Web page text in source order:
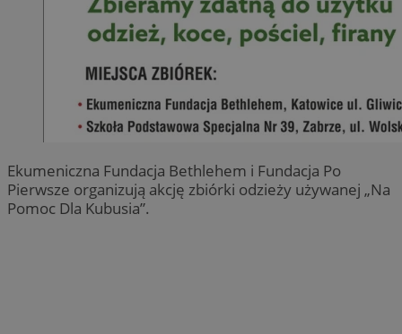
Ekumeniczna Fundacja Bethlehem i Fundacja Po
Pierwsze organizują akcję zbiórki odzieży używanej „Na
Pomoc Dla Kubusia”.